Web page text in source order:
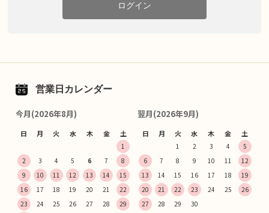
ログイン
営業日カレンダー
今月(2026年8月)
日 月 火 水 木 金 土
1
2
3 4 5 6 7
8
9
10 11 12 13 14
15
16
17 18 19 20 21
22
23
24 25 26 27 28
29
翌月(2026年9月)
日 月 火 水 木 金 土
1 2 3 4
5
6
7 8 9 10 11
12
13
14 15 16 17 18
19
20
21 22 23 24 25
26
27
28 29 30